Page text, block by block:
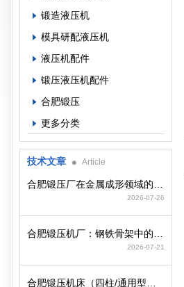
锻造液压机
模具研配液压机
液压机配件
锻压液压机配件
合肥锻压
更多分类
技术文章 Article
2026-07-26
2026-07-21